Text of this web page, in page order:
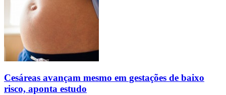
Cesáreas avançam mesmo em gestações de baixo
risco, aponta estudo